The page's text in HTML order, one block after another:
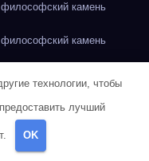
камень
камень
камень
камень
технологии, чтобы
лучший
OK